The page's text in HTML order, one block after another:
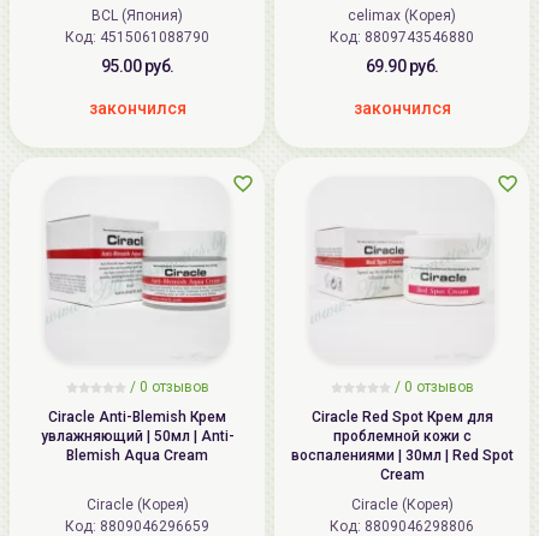
BCL (Япония)
Код: 4515061088790
95.00 руб.
закончился
celimax (Корея)
Код: 8809743546880
69.90 руб.
закончился
/ 0 отзывов
Ciracle Anti-Blemish Крем
увлажняющий | 50мл | Anti-
Blemish Aqua Cream
Ciracle (Корея)
Код: 8809046296659
/ 0 отзывов
Ciracle Red Spot Крем для
проблемной кожи с
воспалениями | 30мл | Red Spot
Cream
Ciracle (Корея)
Код: 8809046298806